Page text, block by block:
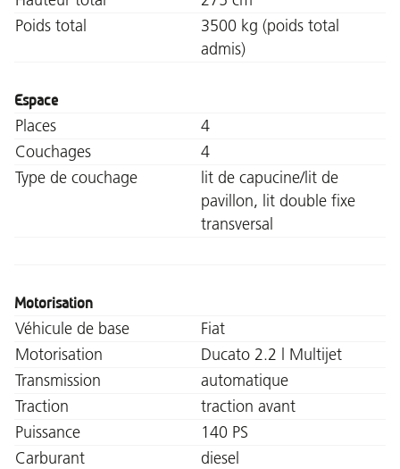
Poids total
3500 kg (poids total
admis)
Espace
Places
4
Couchages
4
Type de couchage
lit de capucine/lit de
pavillon, lit double fixe
transversal
Motorisation
Véhicule de base
Fiat
Motorisation
Ducato 2.2 l Multijet
Transmission
automatique
Traction
traction avant
Puissance
140 PS
Carburant
diesel